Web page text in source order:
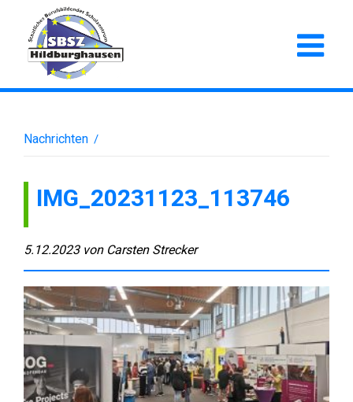
Nachrichten /
IMG_20231123_113746
5.12.2023 von Carsten Strecker